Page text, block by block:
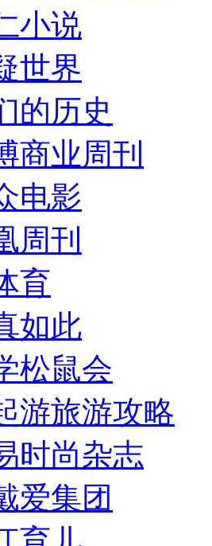
小说
世界
的历史
商业周刊
电影
周刊
育
如此
松鼠会
游旅游攻略
时尚杂志
爱集团